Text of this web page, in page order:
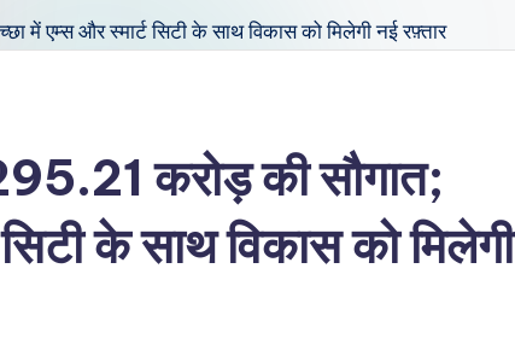
करोड़ की सौगात;
के साथ विकास को मिलेगी